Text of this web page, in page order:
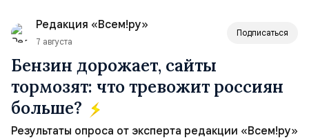
Редакция «Всем!ру»
7 августа
Подписаться
Бензин дорожает, сайты
тормозят: что тревожит россиян
больше?
Результаты опроса от эксперта редакции «Всем!ру»